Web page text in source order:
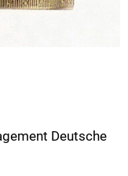
Deutsche